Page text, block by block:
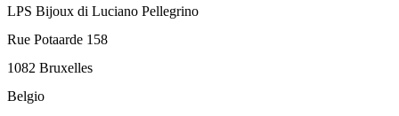
LPS Bijoux di Luciano Pellegrino
Rue Potaarde 158
1082 Bruxelles
Belgio